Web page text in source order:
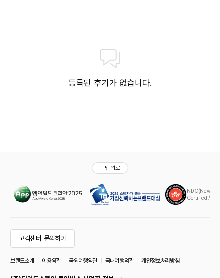
등록된 후기가 없습니다.